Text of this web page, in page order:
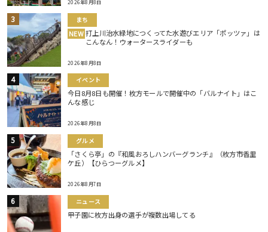
2026年8月8日
まち
NEW 打上川治水緑地につくってた水遊びエリア「ポッツァ」は
こんなん！ウォータースライダーも
2026年8月8日
イベント
今日8月8日も開催！枚方モールで開催中の「バルナイト」はこ
んな感じ
2026年8月8日
グルメ
「さくら亭」の『和風おろしハンバーグランチ』（枚方市香里
ケ丘）【ひらつーグルメ】
2026年8月7日
ニュース
甲子園に枚方出身の選手が複数出場してる